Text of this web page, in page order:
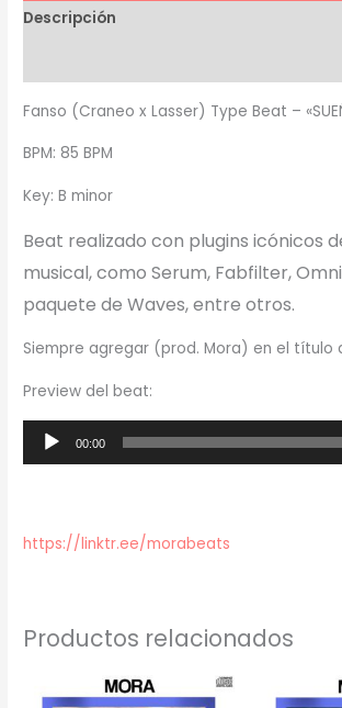
Descripción
Fanso (Craneo x Lasser) Type Beat –
BPM: 85 BPM
Key: B minor
Beat realizado con plugins icónicos
musical, como Serum, Fabfilter,
paquete de Waves, entre otros.
Siempre agregar (prod. Mora) en el título
Preview del beat:
Reproductor
de
00:00
https://linktr.ee/morabeats
Productos relacionados